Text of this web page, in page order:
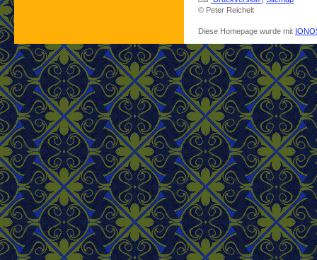
© Peter Reichelt
Diese Homepage wurde mit